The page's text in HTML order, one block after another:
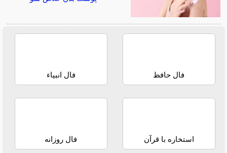
فال حافظ فال انبیاء
استخاره با قرآن فال روزانه